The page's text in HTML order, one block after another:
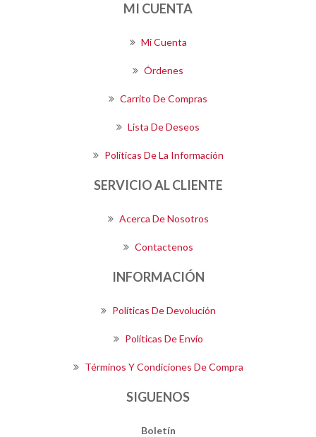
MI CUENTA
Mi Cuenta
Órdenes
Carrito De Compras
Lista De Deseos
Políticas De La Información
SERVICIO AL CLIENTE
Acerca De Nosotros
Contactenos
INFORMACIÓN
Políticas De Devolución
Políticas De Envío
Términos Y Condiciones De Compra
SIGUENOS
Boletín